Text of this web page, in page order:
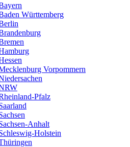
Württemberg
Vorpommern
Pfalz
Anhalt
Holstein